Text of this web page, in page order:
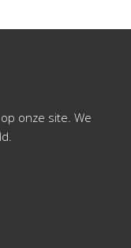
onze site. We